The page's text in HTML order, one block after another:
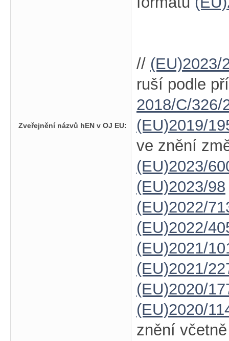
Zveřejnění názvů hEN v OJ EU:
// (EU)2023/
ruší podle
2018/C/326/
(EU)2019/
ve znění
(EU)2023/
(EU)2023/98
(EU)2022/
(EU)2022/
(EU)2021/
(EU)2021/
(EU)2020/
(EU)2020/
znění